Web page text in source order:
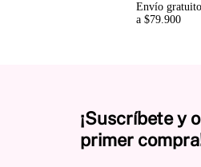
Envío
a $79.900
¡Suscríbete y
primer